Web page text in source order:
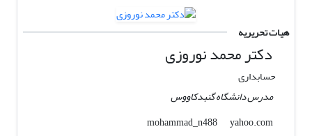
هیات تحریریه
دکتر محمد نوروزی
حسابداری
مدرس دانشگاه گنبدکاووس
mohammad_n488
yahoo.com